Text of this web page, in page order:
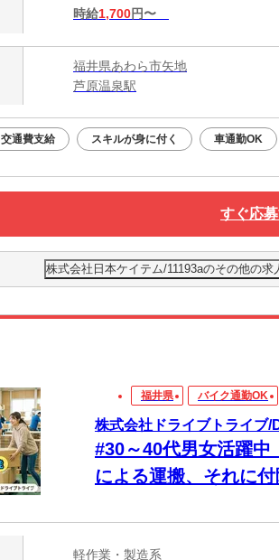
時給1,700円〜
福井県あわら市矢地
芦原温泉駅
交通費支給 スキルが身に付く 車通勤OK
すぐ応
株式会社日本ケイテム/11193aのその他の求
福井県 バイク通勤OK
株式会社ドライブトライブ/
#30～40代男女活躍中
による運搬、それに
軽作業・製造系